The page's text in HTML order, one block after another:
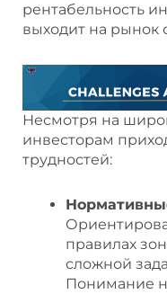
рентабельность
выходит на рынок
Несмотря на
инвесторам
трудностей:
правилах
сложной
Понимание